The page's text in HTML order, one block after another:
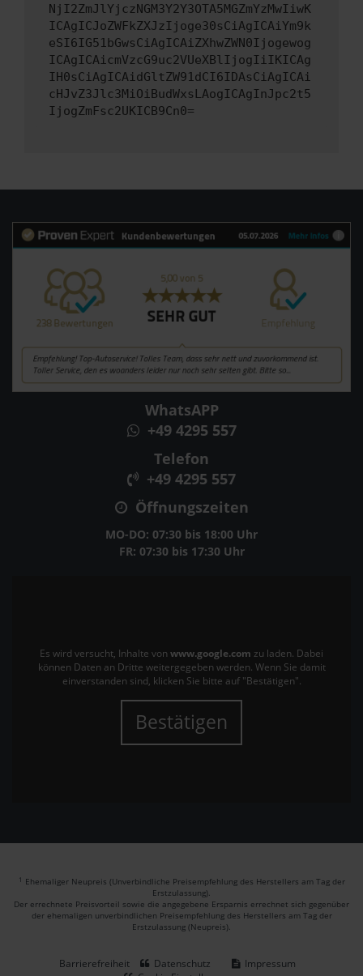
NjI2ZmJlYjczNGM3Y2Y3OTA5MGZmYzMwIiwK
ICAgICJoZWFkZXJzIjoge30sCiAgICAiYm9k
eSI6IG51bGwsCiAgICAiZXhwZWN0Ijogewog
ICAgICAicmVzcG9uc2VUeXBlIjogIiIKICAg
IH0sCiAgICAidGltZW91dCI6IDAsCiAgICAi
cHJvZ3Jlc3MiOiBudWxsLAogICAgInJpc2t5
IjogZmFsc2UKICB9Cn0=
WhatsAPP
+49 4295 557
Telefon
+49 4295 557
Öffnungszeiten
MO-DO: 07:30 bis 18:00 Uhr
FR: 07:30 bis 17:30 Uhr
Es wird versucht, Inhalte von www.google.com zu laden. Dabei
können Daten an Dritte weitergegeben werden. Wenn Sie damit
einverstanden sind, klicken Sie bitte auf "Bestätigen".
Bestätigen
1 Ehemaliger Neupreis (Unverbindliche Preisempfehlung des Herstellers am Tag der
Erstzulassung).
Der errechnete Preisvorteil sowie die angegebene Ersparnis errechnet sich gegenüber
der ehemaligen unverbindlichen Preisempfehlung des Herstellers am Tag der
Erstzulassung (Neupreis).
Barrierefreiheit Datenschutz
Impressum